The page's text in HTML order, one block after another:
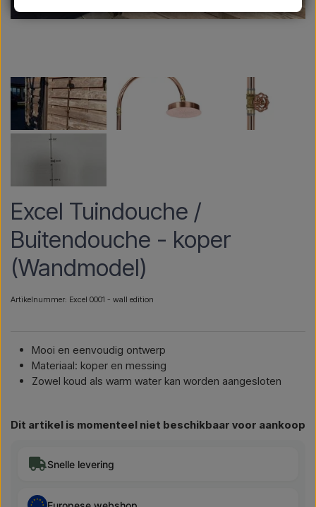
Excel Tuindouche /
Buitendouche - koper
(Wandmodel)
Artikelnummer: Excel 0001 - wall edition
Mooi en eenvoudig ontwerp
Materiaal: koper en messing
Zowel koud als warm water kan worden aangesloten
Dit artikel is momenteel niet beschikbaar voor aankoop
Snelle levering